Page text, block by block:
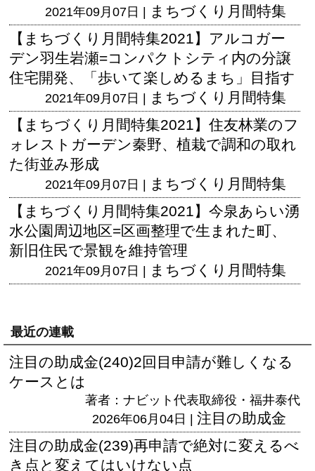
2021年09月07日 | まちづくり月間特集
【まちづくり月間特集2021】アルコガー
デン羽生岩瀬=コンパクトシティ内の分譲
住宅開発、「歩いて楽しめるまち」目指す
2021年09月07日 | まちづくり月間特集
【まちづくり月間特集2021】住友林業のフ
ォレストガーデン秦野、植栽で調和の取れ
た街並み形成
2021年09月07日 | まちづくり月間特集
【まちづくり月間特集2021】今泉あらい湧
水公園周辺地区=区画整理で生まれた町、
新旧住民で景観を維持管理
2021年09月07日 | まちづくり月間特集
最近の連載
注目の助成金(240)2回目申請が難しくなる
ケースとは
著者：ナビット代表取締役・福井泰代
2026年06月04日 | 注目の助成金
注目の助成金(239)再申請で絶対に変えるべ
き点と変えてはいけない点